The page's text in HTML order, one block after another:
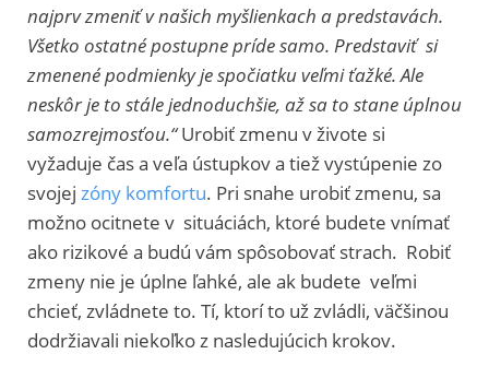
najprv zmeniť v našich myšlienkach a predstavách.
Všetko ostatné postupne príde samo. Predstaviť si
zmenené podmienky je spočiatku veľmi ťažké. Ale
neskôr je to stále jednoduchšie, až sa to stane úplnou
samozrejmosťou.“Urobiť zmenu v živote si
vyžaduje čas a veľa ústupkov a tiež vystúpenie zo
svojej zóny komfortu. Pri snahe urobiť zmenu, sa
možno ocitnete v situáciách, ktoré budete vnímať
ako rizikové a budú vám spôsobovať strach. Robiť
zmeny nie je úplne ľahké, ale ak budete veľmi
chcieť, zvládnete to. Tí, ktorí to už zvládli, väčšinou
dodržiavali niekoľko z nasledujúcich krokov.